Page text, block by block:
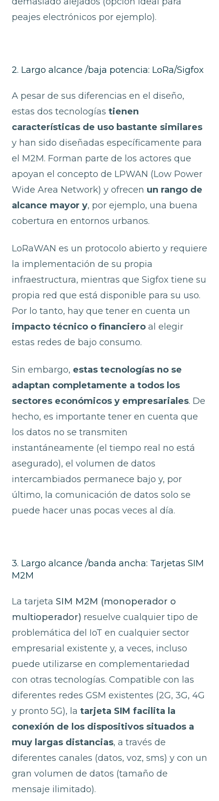
peajes electrónicos por ejemplo).
2. Largo alcance /baja potencia: LoRa/Sigfox
A pesar de sus diferencias en el diseño,
estas dos tecnologías tienen
características de uso bastante similares
y han sido diseñadas específicamente para
el M2M. Forman parte de los actores que
apoyan el concepto de LPWAN (Low Power
Wide Area Network) y ofrecen un rango de
alcance mayor y, por ejemplo, una buena
cobertura en entornos urbanos.
LoRaWAN es un protocolo abierto y requiere
la implementación de su propia
infraestructura, mientras que Sigfox tiene su
propia red que está disponible para su uso.
Por lo tanto, hay que tener en cuenta un
impacto técnico o financiero al elegir
estas redes de bajo consumo.
Sin embargo, estas tecnologías no se
adaptan completamente a todos los
sectores económicos y empresariales. De
hecho, es importante tener en cuenta que
los datos no se transmiten
instantáneamente (el tiempo real no está
asegurado), el volumen de datos
intercambiados permanece bajo y, por
último, la comunicación de datos solo se
puede hacer unas pocas veces al día.
3. Largo alcance /banda ancha: Tarjetas SIM
M2M
La tarjeta SIM M2M (monoperador o
multioperador) resuelve cualquier tipo de
problemática del IoT en cualquier sector
empresarial existente y, a veces, incluso
puede utilizarse en complementariedad
con otras tecnologías. Compatible con las
diferentes redes GSM existentes (2G, 3G, 4G
y pronto 5G), la tarjeta SIM facilita la
conexión de los dispositivos situados a
muy largas distancias, a través de
diferentes canales (datos, voz, sms) y con un
gran volumen de datos (tamaño de
mensaje ilimitado).